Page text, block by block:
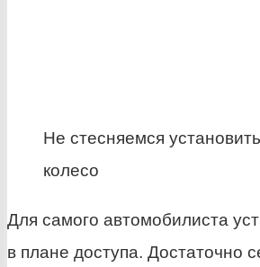
Не стесняемся
колесо
Для самого автомобилиста
в плане доступа. Достаточно